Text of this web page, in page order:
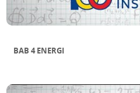
BAB 4 ENERGI